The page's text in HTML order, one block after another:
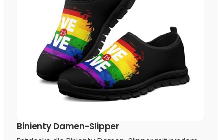
Freizeit Stilvolle
Bequeme Leichte
Jogging Trainer Flache
Turnschuhe
Streifen LGBT Lässige
Slip-On-Schuhe Leichte
und atmungsaktive
Mesh-Schuhe, EU37